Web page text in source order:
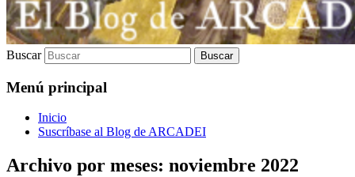
Buscar
Menú principal
Inicio
Suscríbase al Blog de ARCADEI
Archivo por meses: noviembre 2022